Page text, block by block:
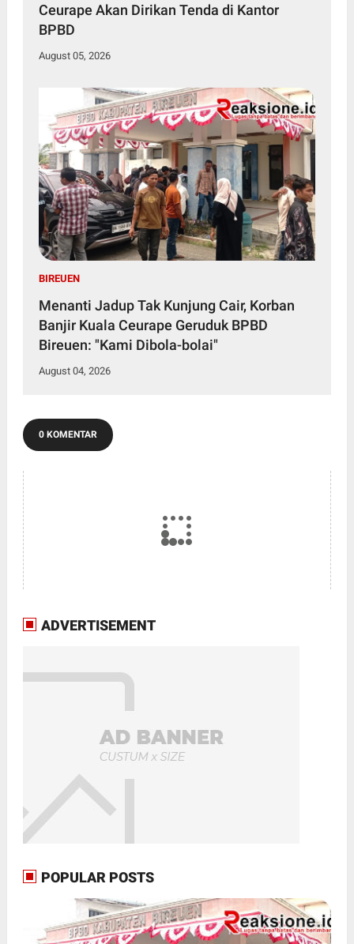
Ceurape Akan Dirikan Tenda di Kantor
BPBD
August 05, 2026
BIREUEN
Menanti Jadup Tak Kunjung Cair, Korban
Banjir Kuala Ceurape Geruduk BPBD
Bireuen: "Kami Dibola-bolai"
August 04, 2026
0 KOMENTAR
ADVERTISEMENT
POPULAR POSTS